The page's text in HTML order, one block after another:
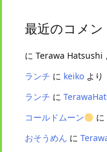
最近のコメン
に Terawa Hatsushi
ランチ に keiko より
ランチ に
コールドムーン
に
おそうめん に